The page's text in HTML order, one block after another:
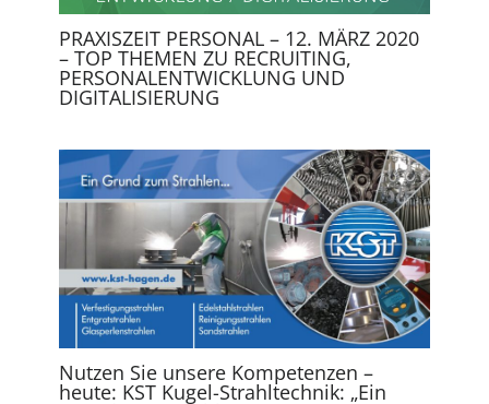
PRAXISZEIT PERSONAL – 12. MÄRZ 2020
– TOP THEMEN ZU RECRUITING,
PERSONALENTWICKLUNG UND
DIGITALISIERUNG
Nutzen Sie unsere Kompetenzen –
heute: KST Kugel-Strahltechnik: „Ein